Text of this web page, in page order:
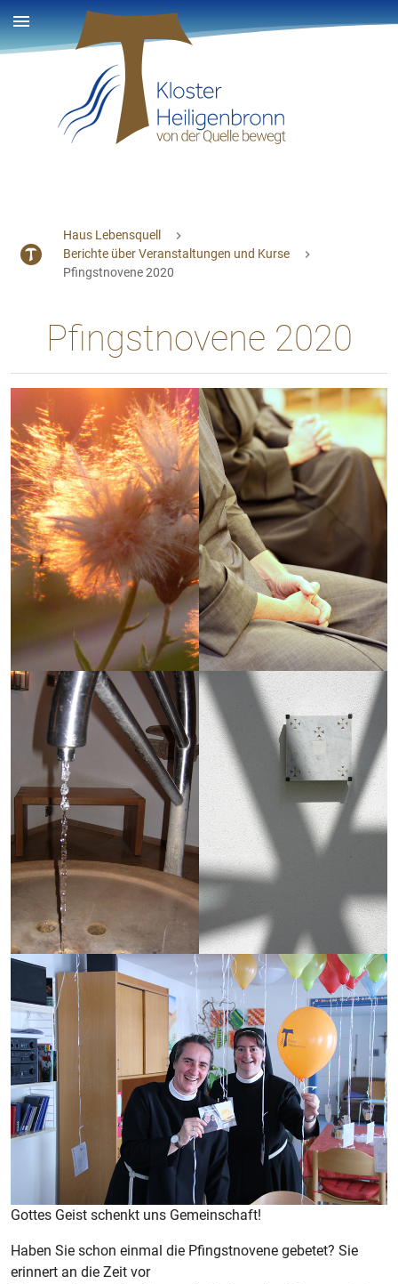
Haus Lebensquell
Berichte über Veranstaltungen und Kurse
Pfingstnovene 2020
Pfingstnovene 2020
Gottes Geist schenkt uns Gemeinschaft!
Haben Sie schon einmal die Pfingstnovene gebetet? Sie
erinnert an die Zeit vor